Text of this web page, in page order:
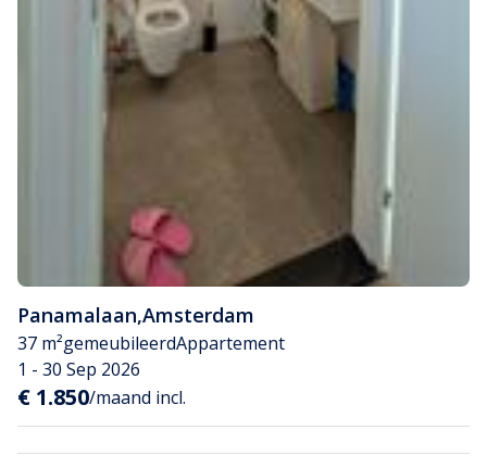
Panamalaan,Amsterdam
37 m²gemeubileerdAppartement
1 - 30 Sep 2026
€ 1.850/maand incl.